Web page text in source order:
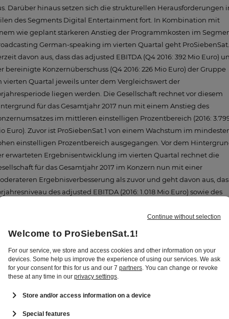
Darüber hinaus setzen sich die strukturellen Herausforderungen
des Segments Digital Entertainment fort. In Kombination mit
wie geplant stärkeren Anstieg der Programmkosten im
German-speaking im vierten Quartal geht
davon aus, dass das adjusted EBITDA (Q4 2016: 392 Mio Euro)
bereinigte Konzernüberschuss (Q4 2016: 226 Mio Euro) der Gruppe
vierten Quartal jeweils unter dem Vergleichswert der
liegen werden. Die Gesellschaft rechnet vor diesem
für das Gesamtjahr 2017 nun mit einem Anstieg des
im mittleren einstelligen Prozentbereich (2016:
Euro). Zuvor ist ProSiebenSat.1 von einem Wachstum im
einstelligen Prozentbereich ausgegangen. Vor dem
erwarteten Ergebnisentwicklung im vierten Quartal rechnet die
für das Gesamtjahr 2017 im Konzern nun mit einer
Ergebnisverbesserung als zuvor und geht davon aus, das
des adjusted EBITDA (2016: 1.018 Mio Euro) sowie des
Konzernjahresüberschusses (2016: 536 Mio Euro) jeweils
zu übertreffen. Zuvor ist ProSiebenSat.1 davon ausgegangen,
das adjusted EBITDA als auch der bereinigte
für das Gesamtjahr das Vorjahresniveau
werden. Die Geschäftsentwicklung im abgeschlossenen
Quartal 2017 verlief im Rahmen der am 28. August 2017
Erwartungen des Unternehmens. Hinweis zur
Die ProSiebenSat.1 Group verwendet mit dem
EBITDA und dem bereinigten Konzernjahresüberschuss
Non-IFRS-Kennzahlen; mit Beginn des Geschäftsjahres